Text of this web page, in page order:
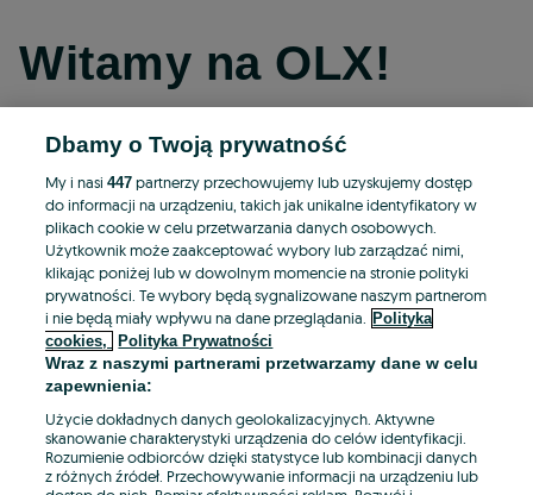
Witamy na OLX!
Kontynuuj przez Facebooka
Kontynuuj przez konto Apple
Kontynuuj przez konto Google
LUB
E-mail
Dbamy o Twoją prywatność
My i nasi447 partnerzy przechowujemy lub uzyskujemy dostęp
do informacji na urządzeniu, takich jak unikalne identyfikatory w
plikach cookie w celu przetwarzania danych osobowych.
Użytkownik może zaakceptować wybory lub zarządzać nimi,
klikając poniżej lub w dowolnym momencie na stronie polityki
prywatności. Te wybory będą sygnalizowane naszym partnerom
i nie będą miały wpływu na dane przeglądania.
Polityka
cookies,
Polityka Prywatności
Wraz z naszymi partnerami przetwarzamy dane w celu
zapewnienia:
Użycie dokładnych danych geolokalizacyjnych. Aktywne
skanowanie charakterystyki urządzenia do celów identyfikacji.
Rozumienie odbiorców dzięki statystyce lub kombinacji danych
z różnych źródeł. Przechowywanie informacji na urządzeniu lub